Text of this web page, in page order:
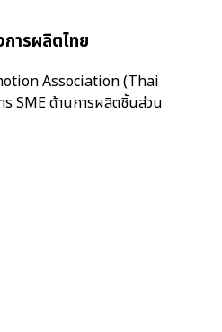
ารผลิตไทย
Association (Thai
SME ด้านการผลิตชิ้นส่วน